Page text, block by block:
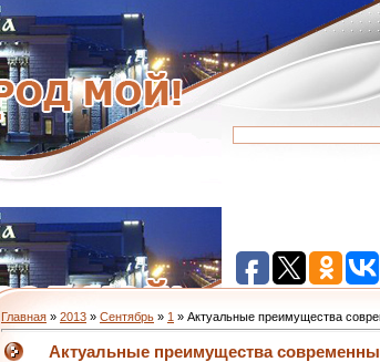
Главная » 2013 » Сентябрь » 1 » Актуальные преимущества
Актуальные преимущества